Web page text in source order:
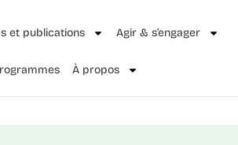
et publications Agir & s’engager
À propos